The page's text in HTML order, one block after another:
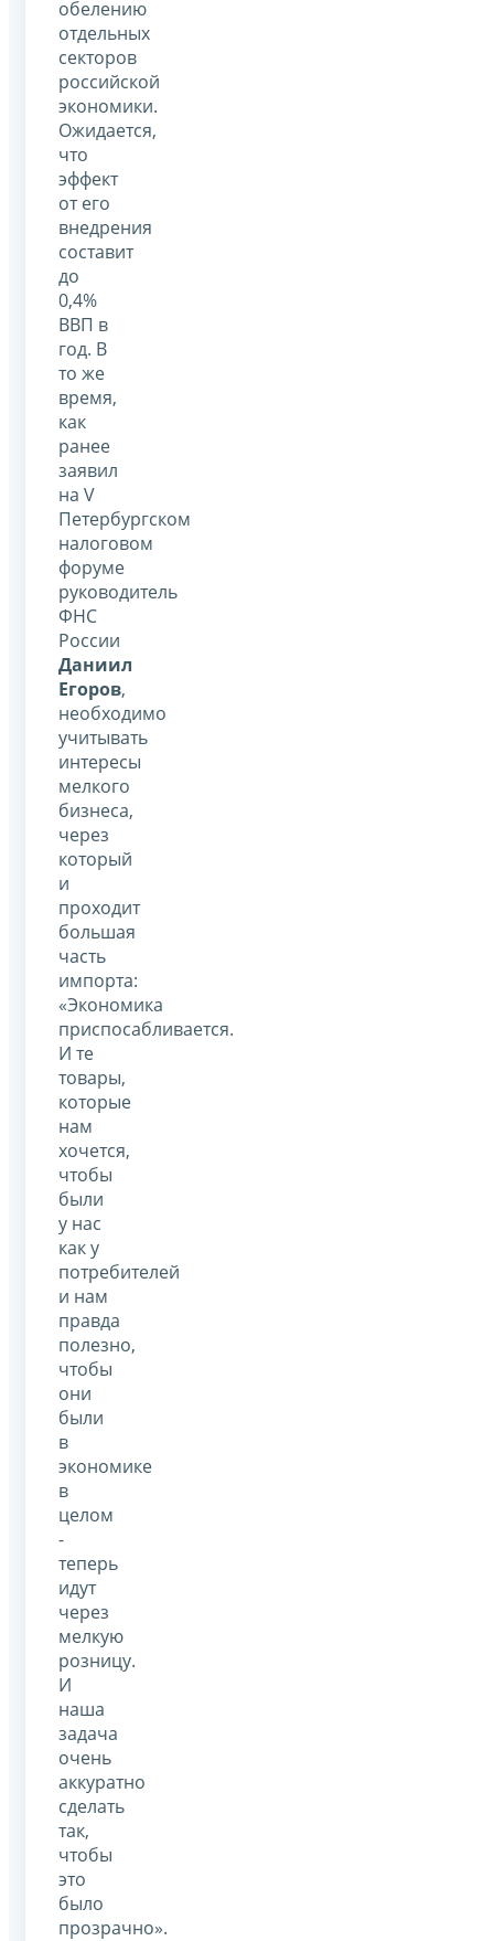
обелению
отдельных
секторов
российской
экономики.
Ожидается,
что
эффект
от его
внедрения
составит
до
0,4%
ВВП в
год. В
то же
время,
как
ранее
заявил
на V
Петербургском
налоговом
форуме
руководитель
ФНС
России
Даниил
Егоров,
необходимо
учитывать
интересы
мелкого
бизнеса,
через
который
и
проходит
большая
часть
импорта:
«Экономика
приспосабливается.
И те
товары,
которые
нам
хочется,
чтобы
были
у нас
как у
потребителей
и нам
правда
полезно,
чтобы
они
были
в
экономике
в
целом
-
теперь
идут
через
мелкую
розницу.
И
наша
задача
очень
аккуратно
сделать
так,
чтобы
это
было
прозрачно».